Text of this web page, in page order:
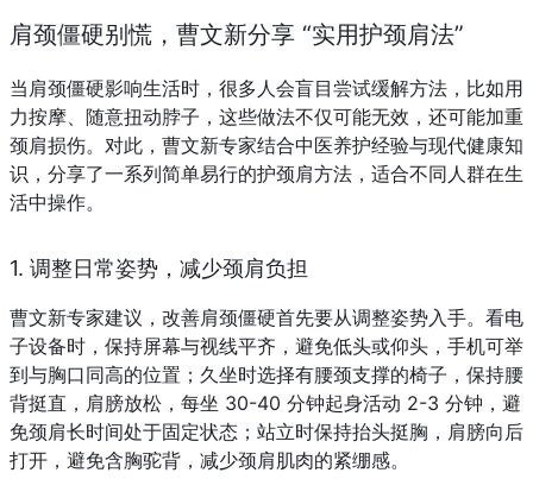
肩颈僵硬别慌，曹文新分享 “实用护颈肩法”
当肩颈僵硬影响生活时，很多人会盲目尝试缓解方法，比如用
力按摩、随意扭动脖子，这些做法不仅可能无效，还可能加重
颈肩损伤。对此，曹文新专家结合中医养护经验与现代健康知
识，分享了一系列简单易行的护颈肩方法，适合不同人群在生
活中操作。
1. 调整日常姿势，减少颈肩负担
曹文新专家建议，改善肩颈僵硬首先要从调整姿势入手。看电
子设备时，保持屏幕与视线平齐，避免低头或仰头，手机可举
到与胸口同高的位置；久坐时选择有腰颈支撑的椅子，保持腰
背挺直，肩膀放松，每坐 30-40 分钟起身活动 2-3 分钟，避
免颈肩长时间处于固定状态；站立时保持抬头挺胸，肩膀向后
打开，避免含胸驼背，减少颈肩肌肉的紧绷感。